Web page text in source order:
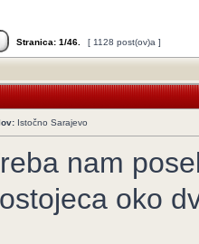
Stranica: 1/46 [ 1128 post(ov)a ]
Istočno Sarajevo
nam
oko